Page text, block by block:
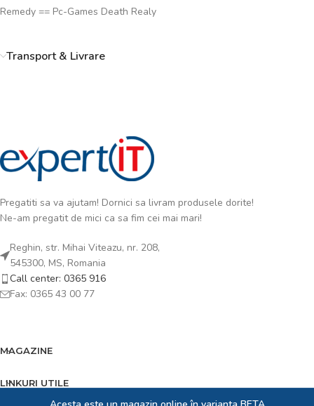
Remedy == Pc-Games Death Realy
Transport & Livrare
Pregatiti sa va ajutam! Dornici sa livram produsele dorite!
Ne-am pregatit de mici ca sa fim cei mai mari!
Reghin, str. Mihai Viteazu, nr. 208,
545300, MS, Romania
Call center: 0365 916
Fax: 0365 43 00 77
MAGAZINE
LINKURI UTILE